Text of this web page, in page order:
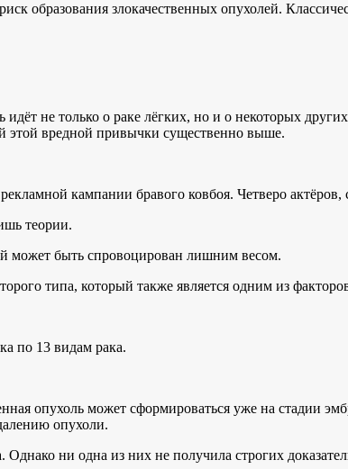
образования злокачественных опухолей.
не только о раке лёгких, но и о некоторых
этой вредной привычки существенно выше.
кампании бравого ковбоя. Четверо
теории.
может быть спровоцирован лишним весом.
типа, который также является одним из
по 13 видам рака.
опухоль может сформироваться уже на стадии
опухоли.
ни одна из них не получила строгих